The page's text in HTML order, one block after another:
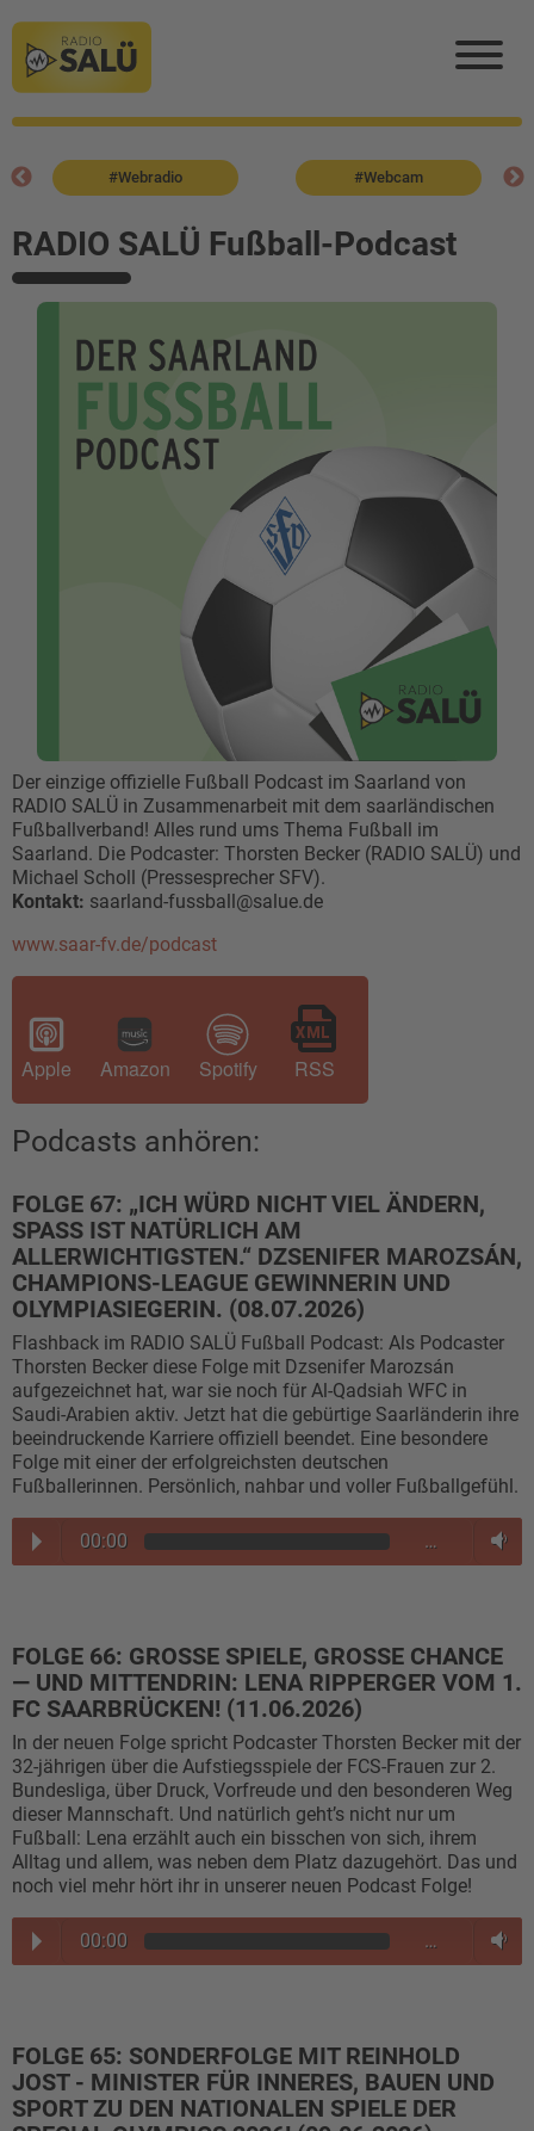
#Webradio #Webcam
RADIO SALÜ Fußball-Podcast
Der einzige offizielle Fußball Podcast im Saarland von
RADIO SALÜ in Zusammenarbeit mit dem saarländischen
Fußballverband! Alles rund ums Thema Fußball im
Saarland. Die Podcaster: Thorsten Becker (RADIO SALÜ) und
Michael Scholl (Pressesprecher SFV).
Kontakt: saarland-fussball@salue.de
www.saar-fv.de/podcast
Apple Amazon Spotify RSS
Podcasts anhören:
FOLGE 67: „ICH WÜRD NICHT VIEL ÄNDERN,
SPASS IST NATÜRLICH AM A
LLERWICHTIGSTEN.“ DZSENIFER MAROZSÁN, C
HAMPIONS-LEAGUE GEWINNERIN UND O
LYMPIASIEGERIN. (08.07.2026)
Flashback im RADIO SALÜ Fußball Podcast: Als Podcaster
Thorsten Becker diese Folge mit Dzsenifer Marozsán
aufgezeichnet hat, war sie noch für Al-Qadsiah WFC in
Saudi-Arabien aktiv. Jetzt hat die gebürtige Saarländerin ihre
beeindruckende Karriere offiziell beendet. Eine besondere
Folge mit einer der erfolgreichsten deutschen
Fußballerinnen. Persönlich, nahbar und voller Fußballgefühl.
00:00 …
FOLGE 66: GROSSE SPIELE, GROSSE CHANCE —
UND MITTENDRIN: LENA RIPPERGER VOM 1. FC
SAARBRÜCKEN! (11.06.2026)
In der neuen Folge spricht Podcaster Thorsten Becker mit der
32-jährigen über die Aufstiegsspiele der FCS-Frauen zur 2.
Bundesliga, über Druck, Vorfreude und den besonderen Weg
dieser Mannschaft. Und natürlich geht’s nicht nur um
Fußball: Lena erzählt auch ein bisschen von sich, ihrem
Alltag und allem, was neben dem Platz dazugehört. Das und
noch viel mehr hört ihr in unserer neuen Podcast Folge!
00:00 …
FOLGE 65: SONDERFOLGE MIT REINHOLD
JOST - MINISTER FÜR INNERES, BAUEN UND
SPORT ZU DEN NATIONALEN SPIELE DER